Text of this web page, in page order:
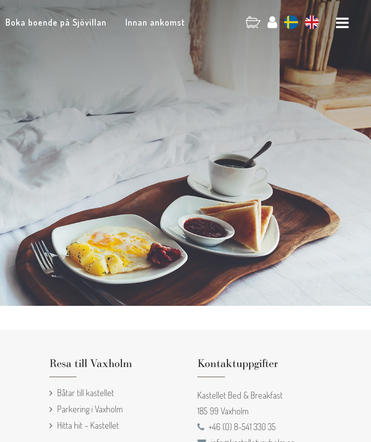
Boka boende på Sjövillan Innan ankomst
Resa till Vaxholm
Båtar till kastellet
Parkering i Vaxholm
Hitta hit – Kastellet
Kontaktuppgifter
Kastellet Bed & Breakfast
185 99 Vaxholm
+46 (0) 8-541 330 35